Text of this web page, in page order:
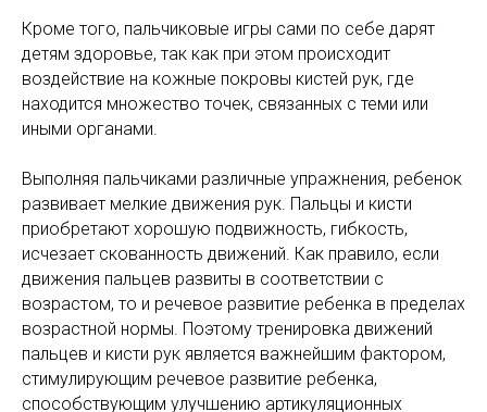
Кроме того, пальчиковые игры сами по себе дарят
детям здоровье, так как при этом происходит
воздействие на кожные покровы кистей рук, где
находится множество точек, связанных с теми или
иными органами.
Выполняя пальчиками различные упражнения, ребенок
развивает мелкие движения рук. Пальцы и кисти
приобретают хорошую подвижность, гибкость,
исчезает скованность движений. Как правило, если
движения пальцев развиты в соответствии с
возрастом, то и речевое развитие ребенка в пределах
возрастной нормы. Поэтому тренировка движений
пальцев и кисти рук является важнейшим фактором,
стимулирующим речевое развитие ребенка,
способствующим улучшению артикуляционных